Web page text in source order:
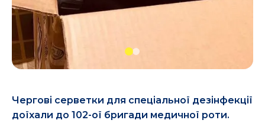
Чергові серветки для спеціальної дезінфекції
доїхали до 102-ої бригади медичної роти.